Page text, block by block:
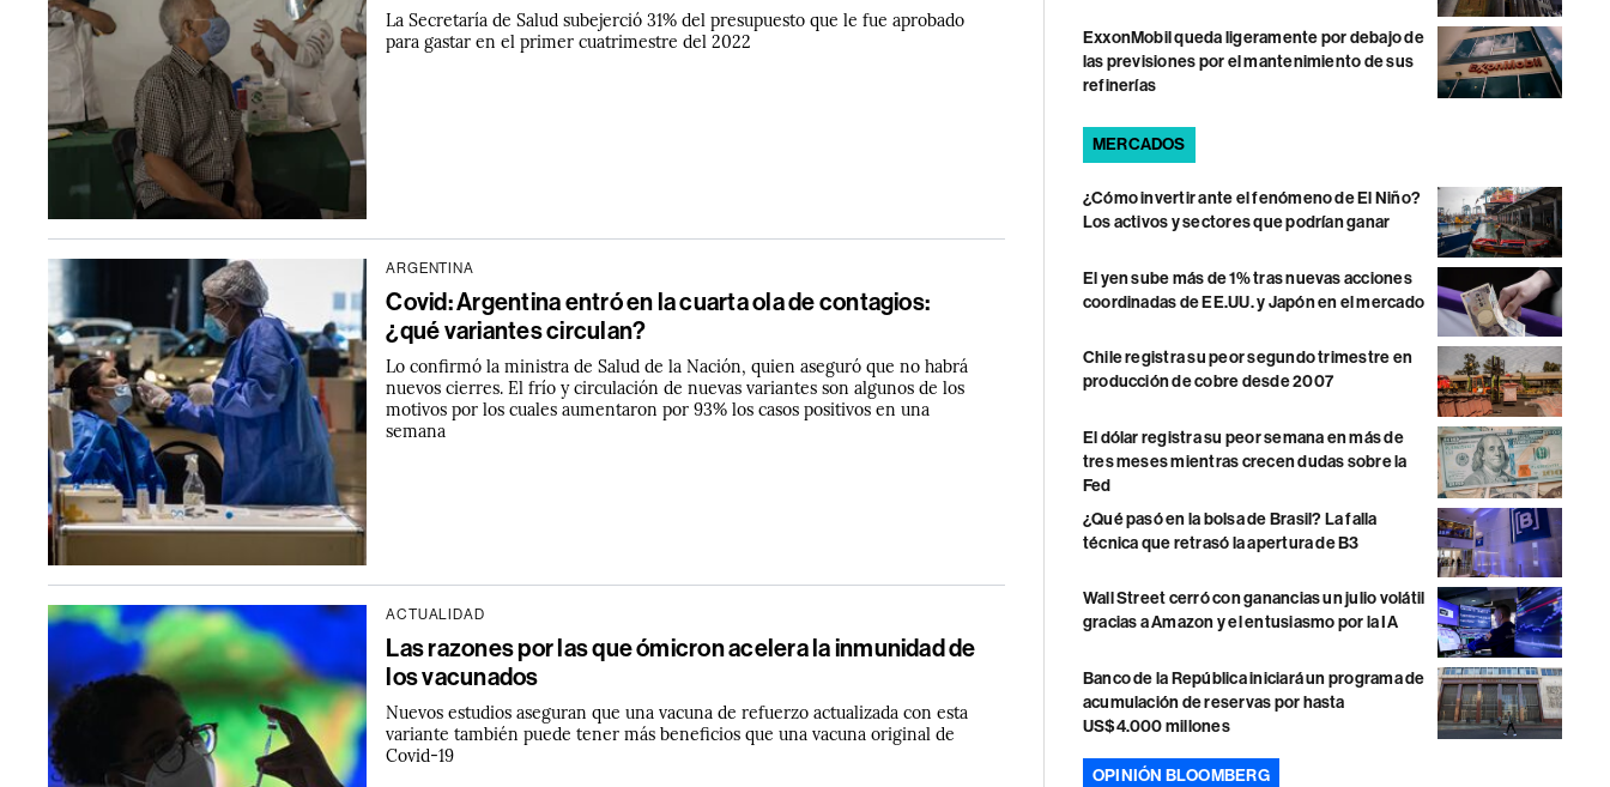
La Secretaría de Salud subejerció 31% del presupuesto que le fue aprobado
para gastar en el primer cuatrimestre del 2022
ARGENTINA
Covid: Argentina entró en la cuarta ola de contagios:
¿qué variantes circulan?
Lo confirmó la ministra de Salud de la Nación, quien aseguró que no habrá
nuevos cierres. El frío y circulación de nuevas variantes son algunos de los
motivos por los cuales aumentaron por 93% los casos positivos en una
semana
ACTUALIDAD
Las razones por las que ómicron acelera la inmunidad de
los vacunados
Nuevos estudios aseguran que una vacuna de refuerzo actualizada con esta
variante también puede tener más beneficios que una vacuna original de
Covid-19
ExxonMobil queda ligeramente por debajo de
las previsiones por el mantenimiento de sus
refinerías
MERCADOS
¿Cómo invertir ante el fenómeno de El Niño?
Los activos y sectores que podrían ganar
El yen sube más de 1% tras nuevas acciones
coordinadas de EE.UU. y Japón en el mercado
Chile registra su peor segundo trimestre en
producción de cobre desde 2007
El dólar registra su peor semana en más de
tres meses mientras crecen dudas sobre la
Fed
¿Qué pasó en la bolsa de Brasil? La falla
técnica que retrasó la apertura de B3
Wall Street cerró con ganancias un julio volátil
gracias a Amazon y el entusiasmo por la IA
Banco de la República iniciará un programa de
acumulación de reservas por hasta
US$4.000 millones
OPINIÓN BLOOMBERG